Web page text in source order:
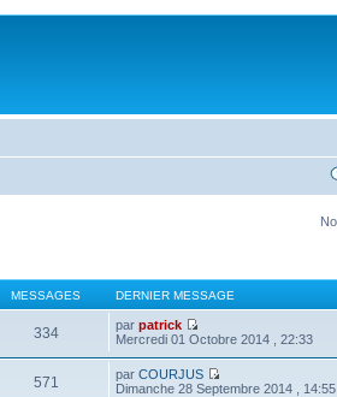
MESSAGES DERNIER MESSAGE
334 parpatrick
Mercredi 01 Octobre 2014 , 22:33
571 parCOURJUS
Dimanche 28 Septembre 2014 , 14:55